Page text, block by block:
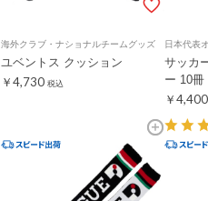
海外クラブ・ナショナルチームグッズ
ユベントス クッション
￥4,730 税込
日本代表
サッカ
ー 10冊
￥4,400